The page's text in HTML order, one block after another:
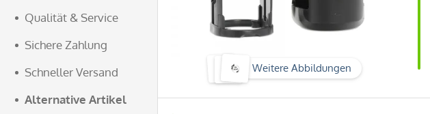
Qualität & Service
Sichere Zahlung
Schneller Versand
Alternative Artikel
Weitere Abbildungen